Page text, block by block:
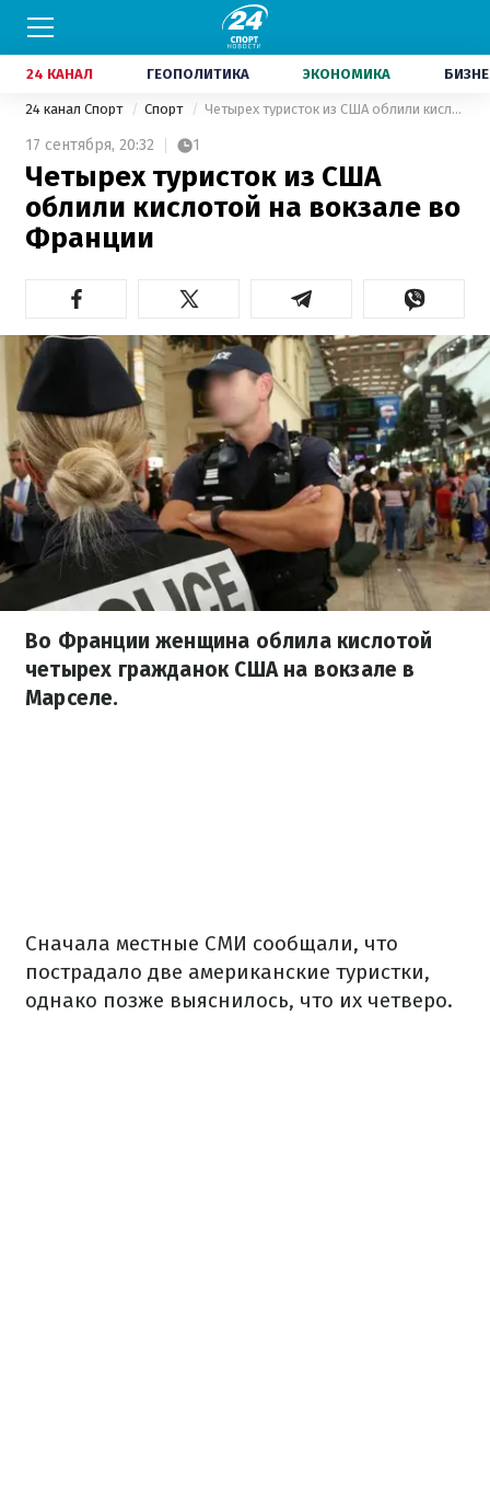
24 КАНАЛ ГЕОПОЛИТИКА ЭКОНОМИКА
24 канал Спорт Спорт Четырех туристок из США облили кислотой на вокзале во Франции
17 сентября, 20:32 1
Четырех туристок из США
облили кислотой на вокзале во
Франции
Во Франции женщина облила кислотой
четырех гражданок США на вокзале в
Марселе.
Сначала местные СМИ сообщали, что
пострадало две американские туристки,
однако позже выяснилось, что их четверо.